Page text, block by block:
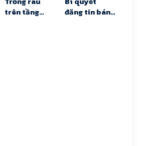
trên tầng
đăng tin bán